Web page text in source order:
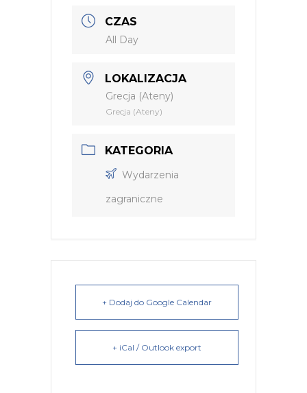
CZAS
All Day
LOKALIZACJA
Grecja (Ateny)
Grecja (Ateny)
KATEGORIA
Wydarzenia
zagraniczne
+ Dodaj do Google Calendar
+ iCal / Outlook export